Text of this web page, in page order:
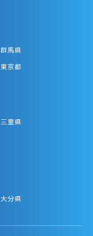
群馬県
東京都
三重県
大分県